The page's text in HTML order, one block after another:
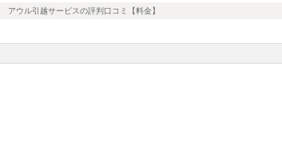
アウル引越サービスの評判口コミ【料金】